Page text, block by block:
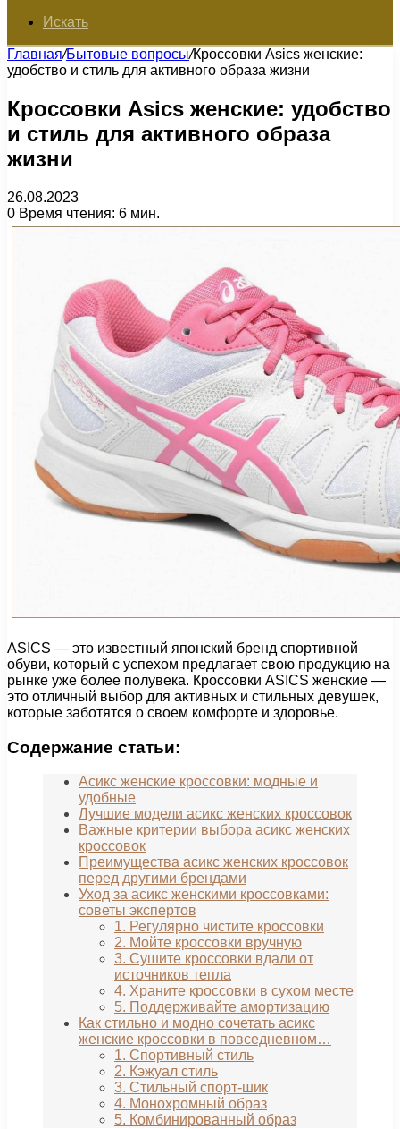
Искать
Главная/Бытовые вопросы/Кроссовки Asics женские:
удобство и стиль для активного образа жизни
Кроссовки Asics женские: удобство
и стиль для активного образа
жизни
26.08.2023
0 Время чтения: 6 мин.
ASICS — это известный японский бренд спортивной
обуви, который с успехом предлагает свою продукцию на
рынке уже более полувека. Кроссовки ASICS женские —
это отличный выбор для активных и стильных девушек,
которые заботятся о своем комфорте и здоровье.
Содержание статьи:
Асикс женские кроссовки: модные и
удобные
Лучшие модели асикс женских кроссовок
Важные критерии выбора асикс женских
кроссовок
Преимущества асикс женских кроссовок
перед другими брендами
Уход за асикс женскими кроссовками:
советы экспертов
1. Регулярно чистите кроссовки
2. Мойте кроссовки вручную
3. Сушите кроссовки вдали от
источников тепла
4. Храните кроссовки в сухом месте
5. Поддерживайте амортизацию
Как стильно и модно сочетать асикс
женские кроссовки в повседневном…
1. Спортивный стиль
2. Кэжуал стиль
3. Стильный спорт-шик
4. Монохромный образ
5. Комбинированный образ